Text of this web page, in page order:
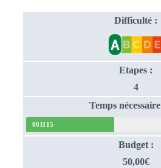
Difficulté :
Etapes :
4
Temps nécessaire
00H15
Budget :
50,00€